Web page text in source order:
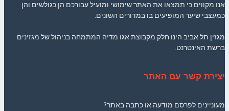
אנו מקווים כי תמצאו את האתר שימושי ומועיל עבורכם הן כגולשים והן
כמעצבי שיער המופיעים בו במדורים השונים.
מגזין תל אביב הינו חלק מקבוצת אגו מדיה המתמחה בניהול של מגזינים
ברשת האינטרנט.
יצירת קשר עם האתר
מעוניינים לפרסם מודעה או כתבה באתר?